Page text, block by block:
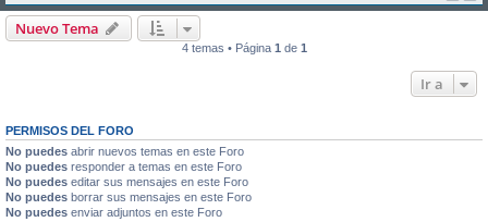
Nuevo Tema
4 temas • Página 1 de 1
Ir a
PERMISOS DEL FORO
No puedes abrir nuevos temas en este Foro
No puedes responder a temas en este Foro
No puedes editar sus mensajes en este Foro
No puedes borrar sus mensajes en este Foro
No puedes enviar adjuntos en este Foro